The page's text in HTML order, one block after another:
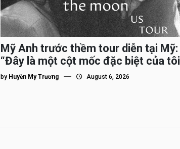
Mỹ Anh trước thềm tour diễn tại Mỹ:
“Đây là một cột mốc đặc biệt của tôi
trên hành trình đi quốc tế”
by Huyền My Trương August 6, 2026